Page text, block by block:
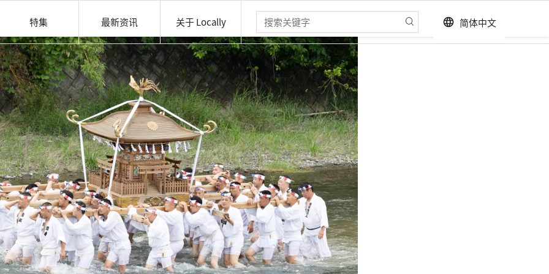
特集 最新资讯 关于 Locally language 简体中文